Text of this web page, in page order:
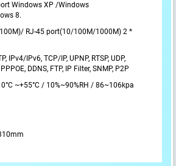
Windows XP /Windows
8.
RJ-45 port(10/100M/1000M) 2 *
IPv4/IPv6, TCP/IP, UPNP, RTSP, UDP,
DDNS, FTP, IP Filter, SNMP, P2P
~+55°C / 10%~90%RH / 86~106kpa